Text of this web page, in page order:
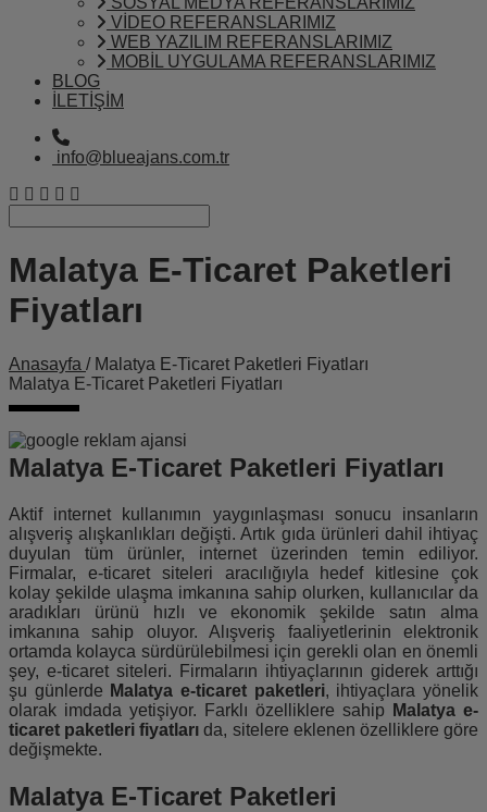
VİDEO REFERANSLARIMIZ
WEB YAZILIM REFERANSLARIMIZ
MOBİL UYGULAMA REFERANSLARIMIZ
BLOG
İLETİŞİM
info@blueajans.com.tr
Malatya E-Ticaret Paketleri
Fiyatları
Anasayfa / Malatya E-Ticaret Paketleri Fiyatları
Malatya E-Ticaret Paketleri Fiyatları
Malatya E-Ticaret Paketleri Fiyatları
Aktif internet kullanımın yaygınlaşması sonucu insanların
alışveriş alışkanlıkları değişti. Artık gıda ürünleri dahil ihtiyaç
duyulan tüm ürünler, internet üzerinden temin ediliyor.
Firmalar, e-ticaret siteleri aracılığıyla hedef kitlesine çok
kolay şekilde ulaşma imkanına sahip olurken, kullanıcılar da
aradıkları ürünü hızlı ve ekonomik şekilde satın alma
imkanına sahip oluyor. Alışveriş faaliyetlerinin elektronik
ortamda kolayca sürdürülebilmesi için gerekli olan en önemli
şey, e-ticaret siteleri. Firmaların ihtiyaçlarının giderek arttığı
şu günlerde Malatya e-ticaret paketleri, ihtiyaçlara yönelik
olarak imdada yetişiyor. Farklı özelliklere sahip
Malatya e-
ticaret paketleri fiyatlarıda, sitelere eklenen özelliklere göre
değişmekte.
Malatya E-Ticaret Paketleri